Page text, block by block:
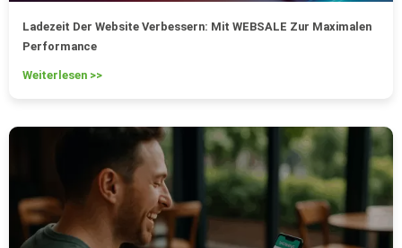
Ladezeit Der Website Verbessern: Mit WEBSALE Zur Maximalen
Performance
Weiterlesen >>